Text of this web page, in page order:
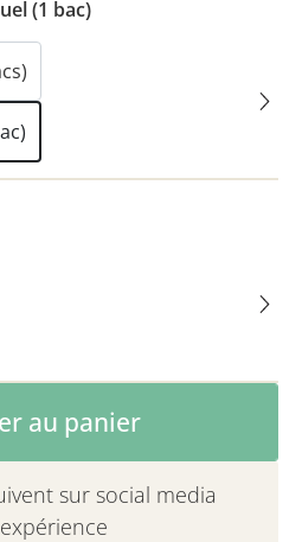
(1 bac)
: Entrez la
au panier
sur social media